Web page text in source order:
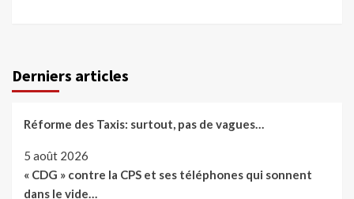
Derniers articles
Réforme des Taxis: surtout, pas de vagues…
5 août 2026
« CDG » contre la CPS et ses téléphones qui sonnent
dans le vide…